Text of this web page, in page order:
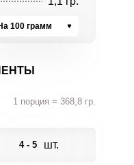
100 грамм
1 порция = 368,8 гр.
4 - 5 шт.